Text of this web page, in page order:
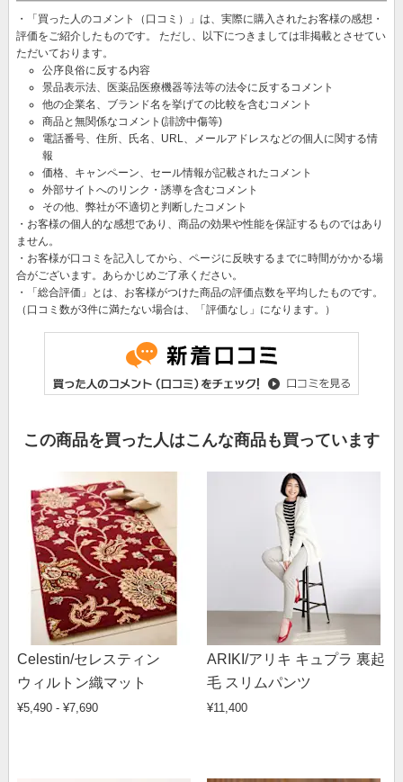
・「買った人のコメント（口コミ）」は、実際に購入されたお客様の感想・
評価をご紹介したものです。 ただし、以下につきましては非掲載とさせてい
ただいております。
公序良俗に反する内容
景品表示法、医薬品医療機器等法等の法令に反するコメント
他の企業名、ブランド名を挙げての比較を含むコメント
商品と無関係なコメント(誹謗中傷等)
電話番号、住所、氏名、URL、メールアドレスなどの個人に関する情
報
価格、キャンペーン、セール情報が記載されたコメント
外部サイトへのリンク・誘導を含むコメント
その他、弊社が不適切と判断したコメント
・お客様の個人的な感想であり、商品の効果や性能を保証するものではあり
ません。
・お客様が口コミを記入してから、ページに反映するまでに時間がかかる場
合がございます。あらかじめご了承ください。
・「総合評価」とは、お客様がつけた商品の評価点数を平均したものです。
（口コミ数が3件に満たない場合は、「評価なし」になります。）
この商品を買った人はこんな商品も買っています
Celestin/セレスティン
ウィルトン織マット
¥5,490 - ¥7,690
ARIKI/アリキ キュプラ 裏起
毛 スリムパンツ
¥11,400